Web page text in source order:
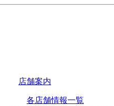
店舗案内
各店舗情報一覧